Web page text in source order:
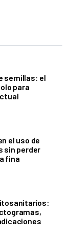
semillas: el
para
el uso de
sin perder
fina